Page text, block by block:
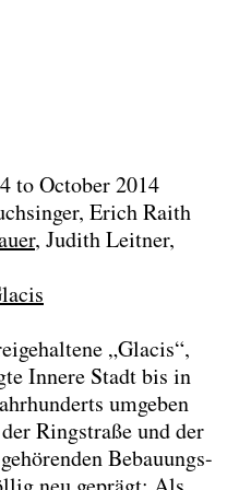
to October 2014
Erich Raith
Judith Leitner
„Glacis“,
Innere Stadt bis in
umgeben
Ringstraße und der
Bebauungs-
2020
Patterns
Exchange